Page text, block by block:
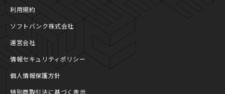
利用規約
ソフトバンク株式会社
運営会社
情報セキュリティポリシー
個人情報保護方針
特別商取引法に基づく表示